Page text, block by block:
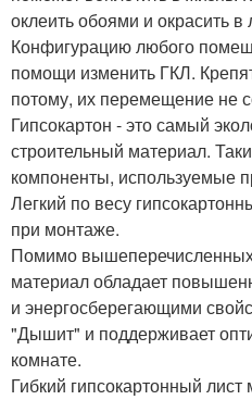
оклеить обоями и окрасить в
Конфигурацию любого
помощи изменить ГКЛ.
потому, их перемещение не
Гипсокартон - это самый
строительный материал.
компоненты, используемые
Легкий по весу
при монтаже.
Помимо вышеперечисленных
материал обладает
и энергосберегающими
"Дышит" и поддерживает
комнате.
Гибкий гипсокартонный